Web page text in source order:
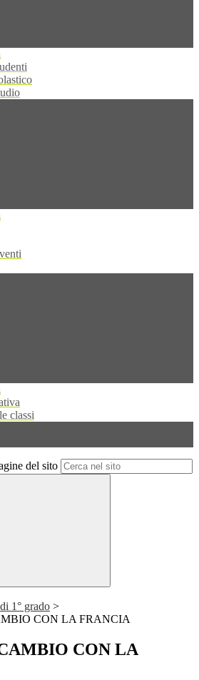
classi
del sito
1° grado >
CON LA FRANCIA
CON LA